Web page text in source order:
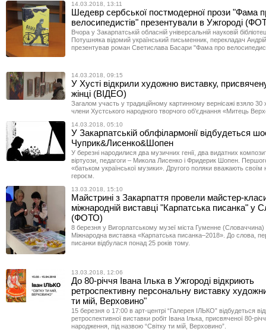
14.03.2018, 13:11
Шедевр сербської постмодерної прози "Фама
велосипедистів" презентували в Ужгороді
Вчора у Закарпатській обласній універсальній науковій
Потушняка відомий український письменник, перекладач
презентував роман Светислава Басари "Фама про
14.03.2018, 09:15
У Хусті відкрили художню виставку,
жінці (ВІДЕО)
Загалом участь у традиційному картинному вернісажі взяло 30
члени Хустського народного творчого об’єднання «Митець
14.03.2018, 05:10
У Закарпатській облфілармонії відбудеться
Чуприк&Лисенко&Шопен
У березні народилися два музичних генії, два видатних
віртуози, педагоги – Микола Лисенко і Фридерик Шопен.
«батьком української музики». Другого поляки вважають своїм
героєм.
13.03.2018, 15:10
Майстрині з Закарпаття провели майстер-
міжнародній виставці "Карпатська писанка" у
(ФОТО)
8 березня у Вигорлатському музеї міста Гуменне (Словаччина)
Міжнародна виставка «Карпатська писанка–2018». До слова,
писанки відбулася понад 25 років тому.
13.03.2018, 12:06
До 80-річчя Івана Ілька в Ужгороді відкриють
ретроспективну персональну виставку
ти мій, Верховино"
15 березня о 17:00 в арт-центрі “Галерея ІЛЬКО” відбудеться
ретроспективної виставки робіт Івана Ілька, присвяченої 80-
народження, під назвою “Світку ти мій, Верховино”.